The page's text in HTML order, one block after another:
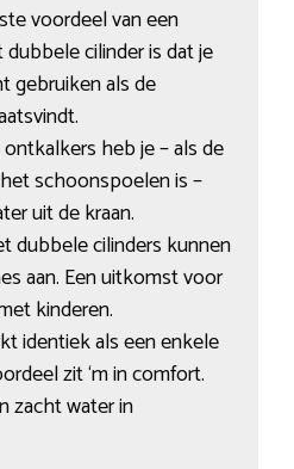
voordeel van een
cilinder is dat je
gebruiken als de
ontkalkers heb je – als de
schoonspoelen is –
uit de kraan.
dubbele cilinders kunnen
aan. Een uitkomst voor
kinderen.
identiek als een enkele
zit ‘m in comfort.
zacht water in